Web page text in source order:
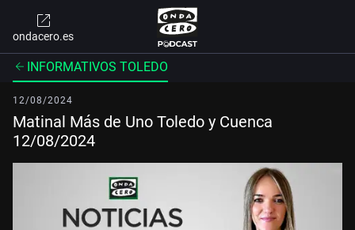
ondacero.es
INFORMATIVOS TOLEDO
12/08/2024
Matinal Más de Uno Toledo y Cuenca
12/08/2024